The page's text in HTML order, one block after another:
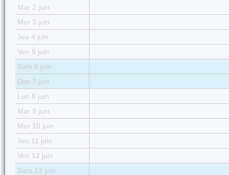
Mar 2 juin
Mer 3 juin
Jeu 4 juin
Ven 5 juin
Sam 6 juin
Dim 7 juin
Lun 8 juin
Mar 9 juin
Mer 10 juin
Jeu 11 juin
Ven 12 juin
Sam 13 juin